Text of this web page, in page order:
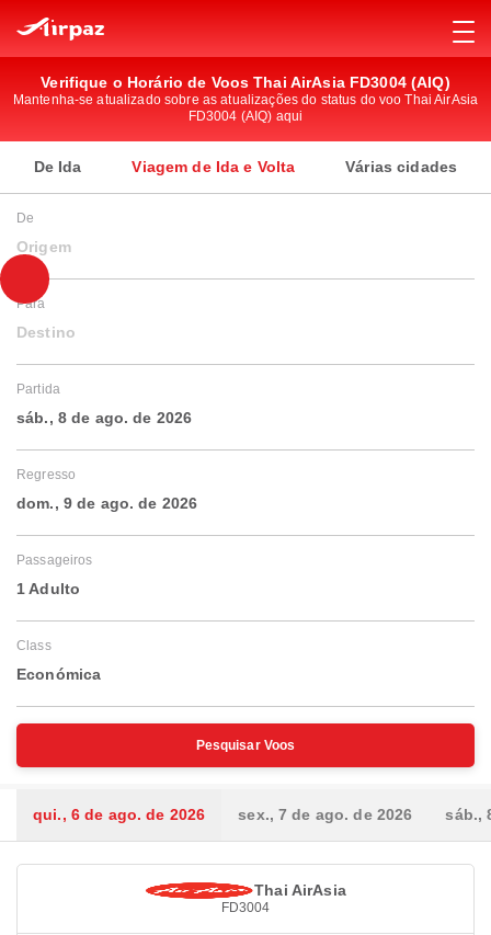
Verifique o Horário de Voos Thai AirAsia FD3004 (AIQ)
Mantenha-se atualizado sobre as atualizações do status do voo Thai AirAsia
FD3004 (AIQ) aqui
De Ida Viagem de Ida e Volta Várias cidades
De
Origem
Para
Destino
Partida
sáb., 8 de ago. de 2026
Regresso
dom., 9 de ago. de 2026
Passageiros
1 Adulto
Class
Económica
Pesquisar Voos
qui., 6 de ago. de 2026 sex., 7 de ago. de 2026 sáb.,
Thai AirAsia
FD3004